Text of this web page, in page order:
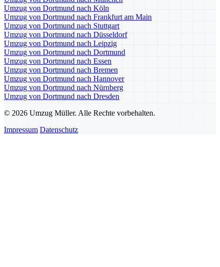
Umzug von Dortmund nach Köln
Umzug von Dortmund nach Frankfurt am Main
Umzug von Dortmund nach Stuttgart
Umzug von Dortmund nach Düsseldorf
Umzug von Dortmund nach Leipzig
Umzug von Dortmund nach Dortmund
Umzug von Dortmund nach Essen
Umzug von Dortmund nach Bremen
Umzug von Dortmund nach Hannover
Umzug von Dortmund nach Nürnberg
Umzug von Dortmund nach Dresden
© 2026 Umzug Müller. Alle Rechte vorbehalten.
Impressum Datenschutz